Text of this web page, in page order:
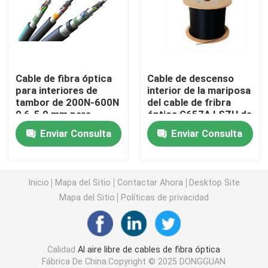
Cable de bajada FTTH
Cable de fribra óptica de ADSS
cable de fribra óptica multi del filamento
Cable de fribra óptica acorazado
cable de fribra óptica del opgw
cierre de fibra óptica de la junta del cable
Cable de fibra óptica
para interiores de
tambor de 200N-600N
0,6-5,0 mm para
patchcord -40.C ~
85.C Temporalidad de
operación
Enviar Consulta
Cable de descenso
interior de la mariposa
del cable de fribra
óptica G657A LSZH de
Digitaces de la base
plana de FTTH 1
Enviar Consulta
Inicio Mapa del Sitio Contactar Ahora
Desktop Site
Mapa del Sitio
Políticas de privacidad
CalidadAl aire libre de cables de fibra óptica
Fábrica De China.Copyright © 2025 DONGGUAN